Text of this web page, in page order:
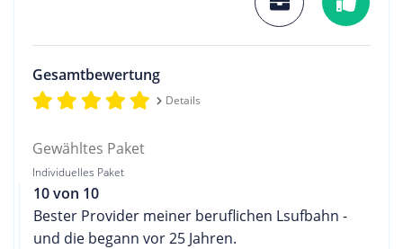
Gesamtbewertung
Details
Gewähltes Paket
Individuelles Paket
10 von 10
Bester Provider meiner beruflichen Lsufbahn -
und die begann vor 25 Jahren.